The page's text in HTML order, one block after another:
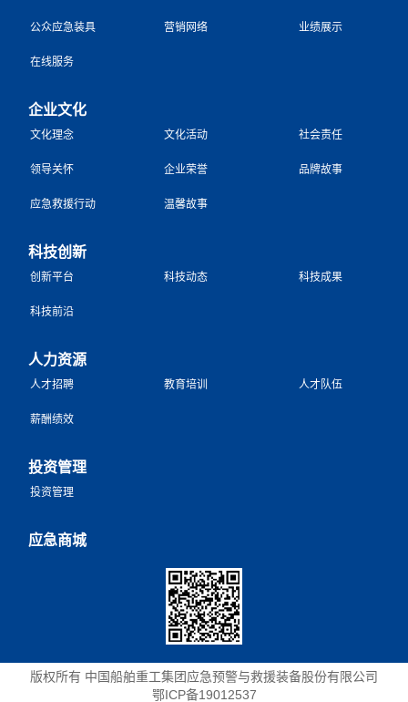
公众应急装具 营销网络 业绩展示
在线服务
企业文化
文化理念 文化活动 社会责任
领导关怀 企业荣誉 品牌故事
应急救援行动 温馨故事
科技创新
创新平台 科技动态 科技成果
科技前沿
人力资源
人才招聘 教育培训 人才队伍
薪酬绩效
投资管理
投资管理
应急商城
版权所有 中国船舶重工集团应急预警与救援装备股份有限公司
鄂ICP备19012537